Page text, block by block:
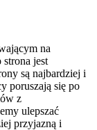
na
jest
są najbardziej i
poruszają się po
z
ulepszać
przyjazną i